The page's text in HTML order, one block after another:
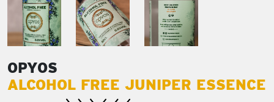
OPYOS
ALCOHOL FREE JUNIPER ESSENCE